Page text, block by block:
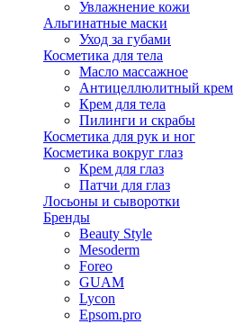
Увлажнение кожи
Альгинатные маски
Уход за губами
Косметика для тела
Масло массажное
Антицеллюлитный крем
Крем для тела
Пилинги и скрабы
Косметика для рук и ног
Косметика вокруг глаз
Крем для глаз
Патчи для глаз
Лосьоны и сыворотки
Бренды
Beauty Style
Mesoderm
Foreo
GUAM
Lycon
Epsom.pro